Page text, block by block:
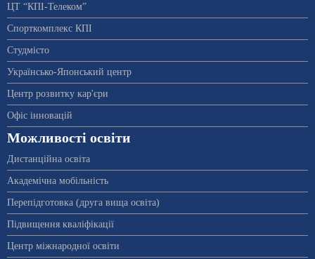
ЦТ “КПІ-Телеком”
Спорткомплекс КПІ
Студмісто
Українсько-Японський центр
Центр розвитку кар'єри
Офіс інновацій
Можливості освіти
Дистанційна освіта
Академічна мобільність
Перепідготовка (друга вища освіта)
Підвищення кваліфікації
Центр міжнародної освіти